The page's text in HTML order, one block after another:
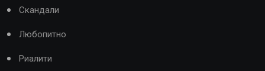
Скандали
Любопитно
Риалити